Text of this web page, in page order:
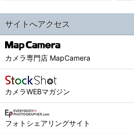
サイトへアクセス
カメラ専門店 MapCamera
カメラWEBマガジン
フォトシェアリングサイト